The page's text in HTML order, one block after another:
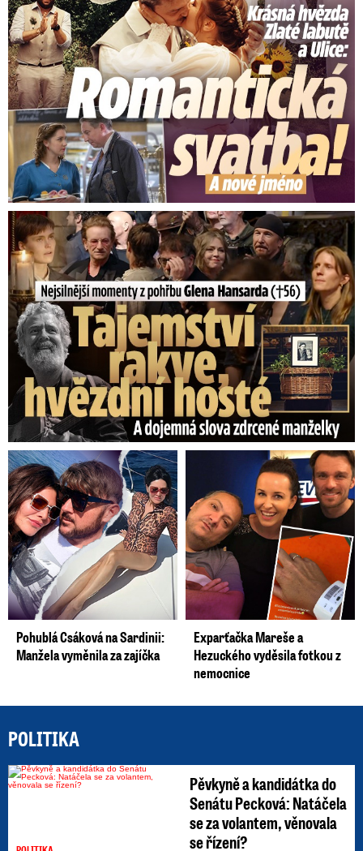
Nejsilnější momenty z pohřbu Glena Hansarda (†56)
Pohublá Csáková na Sardinii:
Manžela vyměnila za zajíčka
Exparťačka Mareše a
Hezuckého vyděsila fotkou z
nemocnice
POLITIKA
Pěvkyně a kandidátka do
Senátu Pecková: Natáčela
se za volantem, věnovala
se řízení?